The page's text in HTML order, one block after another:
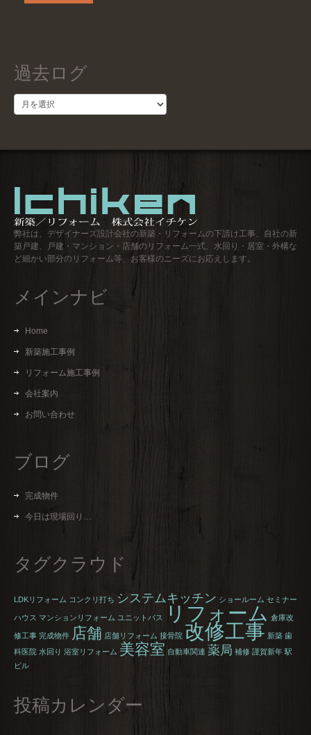
過去ログ
去
弊社は、デザイナーズ設計会社の新築・リフォームの下請け工事、自社の新
築戸建、戸建・マンション・店舗のリフォーム一式、水回り・居室・外構な
ど細かい部分のリフォーム等、お客様のニーズにお応えします。
メインナビ
Home
新築施工事例
リフォーム施工事例
会社案内
お問い合わせ
ブログ
完成物件
今日は現場回り…
タグクラウド
LDKリフォーム コンクリ打ち システムキッチン ショールーム セミナー
ハウス マンションリフォーム ユニットバス リフォーム 倉庫改
修工事 完成物件 店舗 店舗リフォーム 接骨院 改修工事 新築 歯
科医院 水回り 浴室リフォーム 美容室 自動車関連 薬局 補修 謹賀新年 駅
ビル
投稿カレンダー